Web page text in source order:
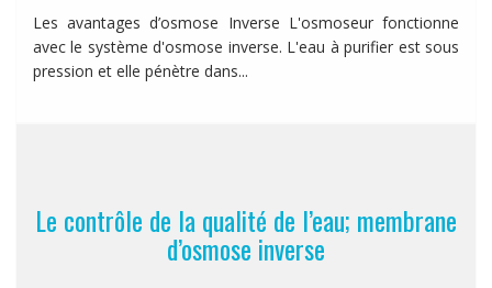
Les avantages d’osmose Inverse L'osmoseur fonctionne
avec le système d'osmose inverse. L'eau à purifier est sous
pression et elle pénètre dans...
Le contrôle de la qualité de l’eau; membrane
d’osmose inverse